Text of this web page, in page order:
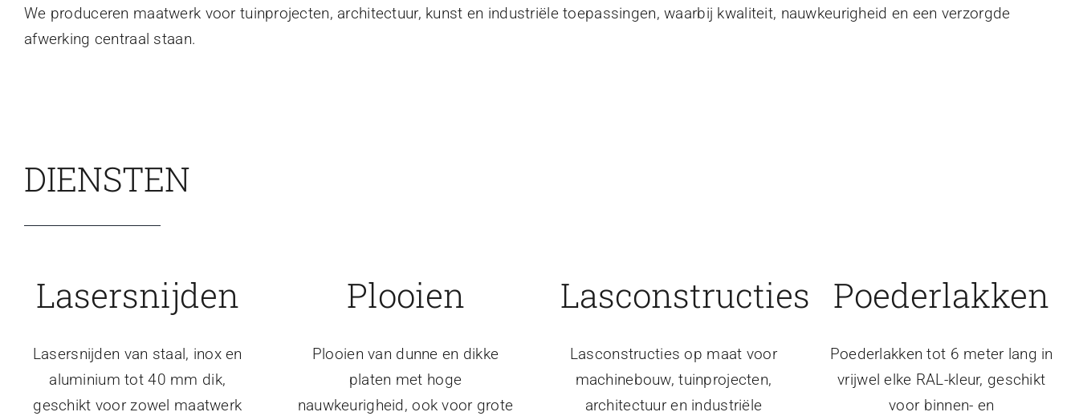
We produceren maatwerk voor tuinprojecten, architectuur, kunst en industriële toepassingen, waarbij kwaliteit, nauwkeurigheid en een verzorgde
afwerking centraal staan.
DIENSTEN
Lasersnijden
Lasersnijden van staal, inox en
aluminium tot 40 mm dik,
geschikt voor zowel maatwerk
Plooien
Plooien van dunne en dikke
platen met hoge
nauwkeurigheid, ook voor grote
Lasconstructies
Lasconstructies op maat voor
machinebouw, tuinprojecten,
architectuur en industriële
Poederlakken
Poederlakken tot 6 meter lang in
vrijwel elke RAL-kleur, geschikt
voor binnen- en